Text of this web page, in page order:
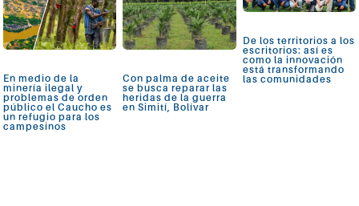
En medio de la
minería ilegal y
problemas de orden
público el Caucho es
un refugio para los
campesinos
Con palma de aceite
se busca reparar las
heridas de la guerra
en Simití, Bolívar
De los territorios a los
escritorios: así es
como la innovación
está transformando
las comunidades